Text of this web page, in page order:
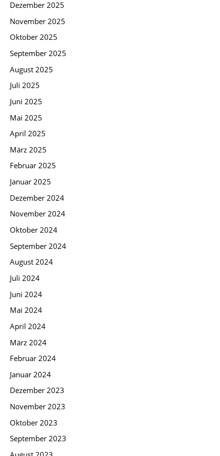
Dezember 2025
November 2025
Oktober 2025
September 2025
August 2025
Juli 2025
Juni 2025
Mai 2025
April 2025
März 2025
Februar 2025
Januar 2025
Dezember 2024
November 2024
Oktober 2024
September 2024
August 2024
Juli 2024
Juni 2024
Mai 2024
April 2024
März 2024
Februar 2024
Januar 2024
Dezember 2023
November 2023
Oktober 2023
September 2023